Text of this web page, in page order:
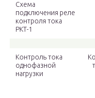
Схема
подключения реле
контроля тока
РКТ-1
Контроль тока
однофазной
нагрузки